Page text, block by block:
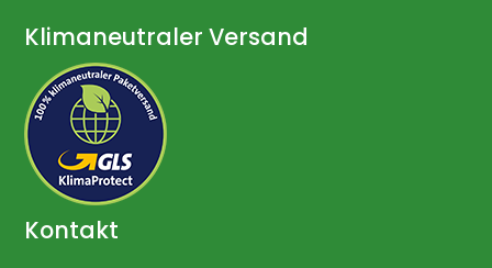
Klimaneutraler Versand
Kontakt